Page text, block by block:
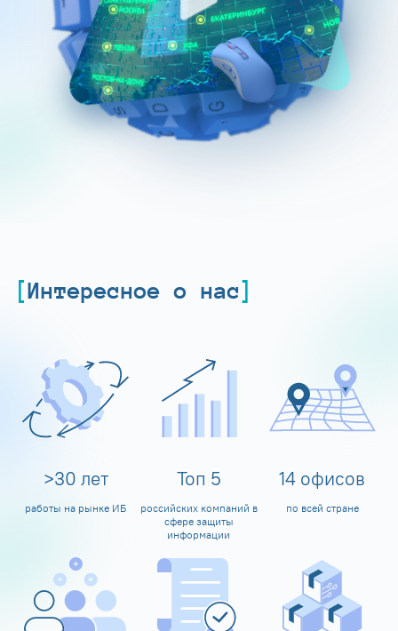
Интересное о нас
>30 лет
работы на рынке ИБ
Топ 5
российских компаний в
сфере защиты
информации
14 офисов
по всей стране